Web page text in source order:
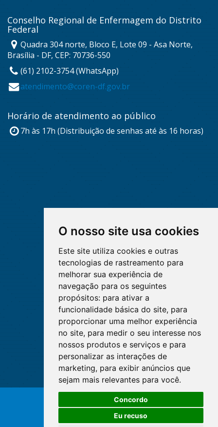
O nosso site usa cookies
Este site utiliza cookies e outras
tecnologias de rastreamento para
melhorar sua experiência de
navegação para os seguintes
propósitos: para ativar a
funcionalidade básica do site, para
proporcionar uma melhor experiência
no site, para medir o seu interesse nos
nossos produtos e serviços e para
personalizar as interações de
marketing, para exibir anúncios que
sejam mais relevantes para você.
Concordo
Eu recuso
Conselho Regional de Enfermagem do Distrito
Federal
Quadra 304 norte, Bloco E, Lote 09 - Asa Norte,
Brasília - DF, CEP: 70736-550
(61) 2102-3754 (WhatsApp)
atendimento@coren-df.gov.br
Horário de atendimento ao público
7h às 17h (Distribuição de senhas até às 16 horas)
© Copyright 2026 - Cofen/CORENs
O WhatsApp é o principal canal
de atendimento do Coren-DF.